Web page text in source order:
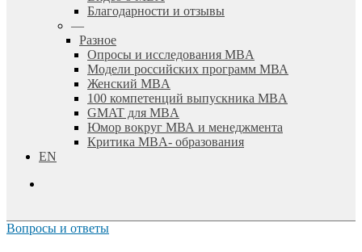
Благодарности и отзывы
—
Разное
Опросы и исследования MBA
Модели российских программ МВА
Женский MBA
100 компетенций выпускника MBA
GMAT для MBA
Юмор вокруг МВА и менеджмента
Критика MBA- образования
EN
Вопросы и ответы